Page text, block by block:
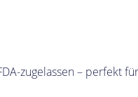
zugelassen – perfekt